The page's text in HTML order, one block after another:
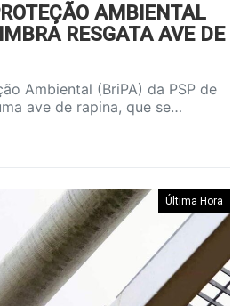
AMBIENTAL
RESGATA AVE DE
Ambiental (BriPA) da PSP de
ave de rapina, que se…
Última Hora